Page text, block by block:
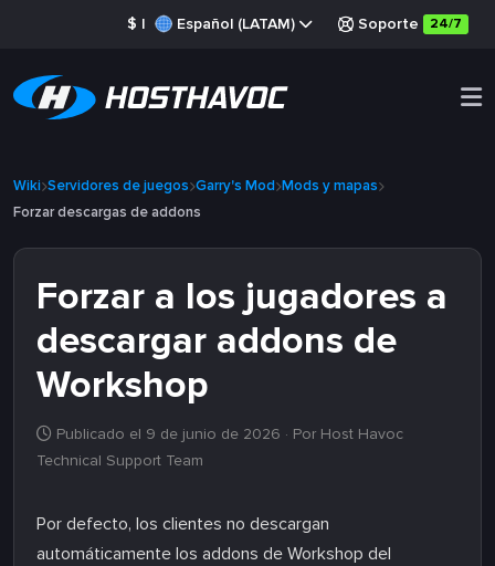
$ | Español (LATAM) Soporte 24/7
Wiki Servidores de juegos Garry's Mod Mods y mapas
Forzar descargas de addons
Forzar a los jugadores a
descargar addons de
Workshop
Publicado el 9 de junio de 2026 · Por Host Havoc
Technical Support Team
Por defecto, los clientes no descargan
automáticamente los addons de Workshop del